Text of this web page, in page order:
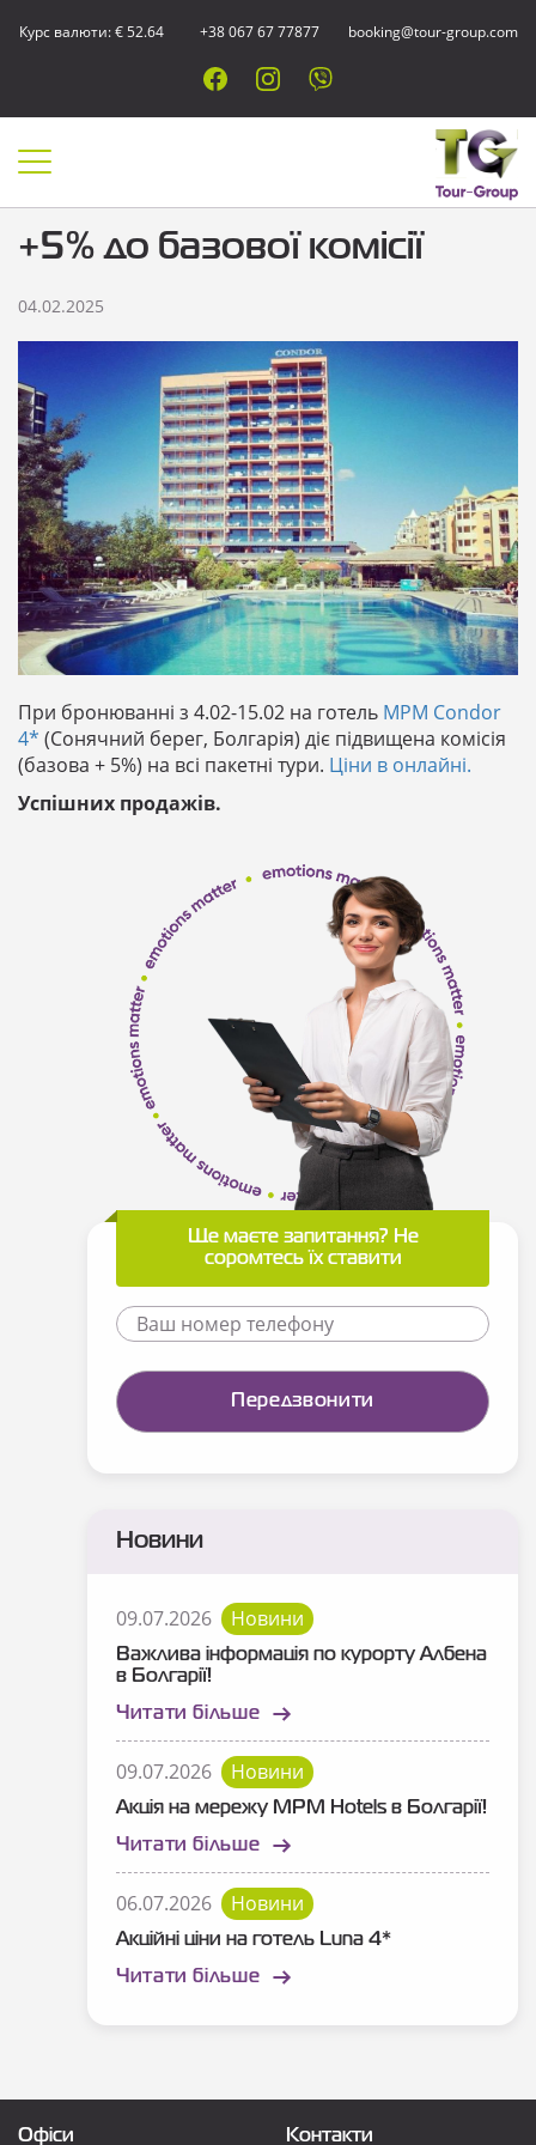
Курс валюти: € 52.64 +38 067 67 77877 booking@tour-group.com
+5% до базової комісії
04.02.2025
При бронюванні з 4.02-15.02 на готель MPM Condor
4* (Сонячний берег, Болгарія) діє підвищена комісія
(базова + 5%) на всі пакетні тури. Ціни в онлайні.
Успішних продажів.
Ще маєте запитання? Не
соромтесь їх ставити
Новини
09.07.2026 Новини
Важлива інформація по курорту Албена
в Болгарії!
Читати більше
09.07.2026 Новини
Акція на мережу MPM Hotels в Болгарії!
Читати більше
06.07.2026 Новини
Акційні ціни на готель Luna 4*
Читати більше
Офіси Контакти